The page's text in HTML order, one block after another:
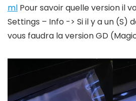
ml Pour savoir quelle version il
Settings – Info -> Si il y a un (S)
vous faudra la version GD